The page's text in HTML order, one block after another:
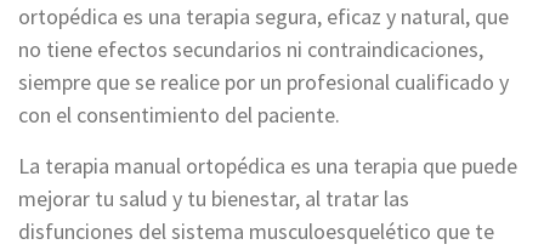
ortopédica es una terapia segura, eficaz y natural, que
no tiene efectos secundarios ni contraindicaciones,
siempre que se realice por un profesional cualificado y
con el consentimiento del paciente.
La terapia manual ortopédica es una terapia que puede
mejorar tu salud y tu bienestar, al tratar las
disfunciones del sistema musculoesquelético que te